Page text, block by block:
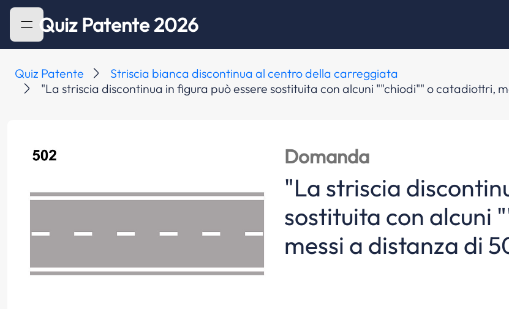
Quiz Patente 2026
Quiz Patente
Striscia bianca discontinua al centro della carreggiata
"La striscia discontinua in figura può essere sostituita con alcuni ""chiodi"" o catadiottri,
Domanda
"La striscia
sostituita con alcuni
messi a distanza di